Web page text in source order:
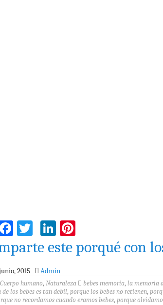
Facebook
TwitterLinkedIn
este porqué con
2015 Admin
Cuerpo humano, Naturaleza bebes memoria, la memoria
los bebes es tan debil, porque los bebes no retienen,
no recordamos cuando eramos bebes, porque